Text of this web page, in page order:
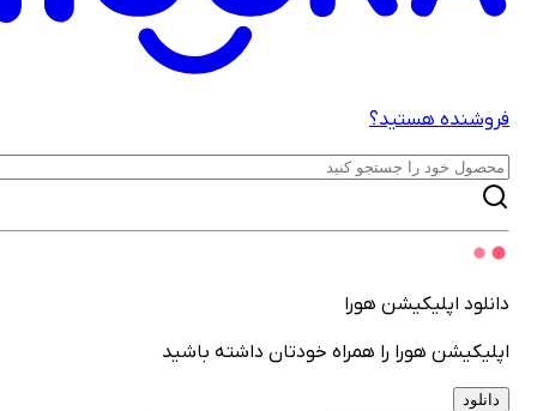
هستید؟
اپلیکیشن هورا
هورا را همراه خودتان داشته باشید
دانلود